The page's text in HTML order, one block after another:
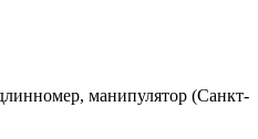
манипулятор (Санкт-